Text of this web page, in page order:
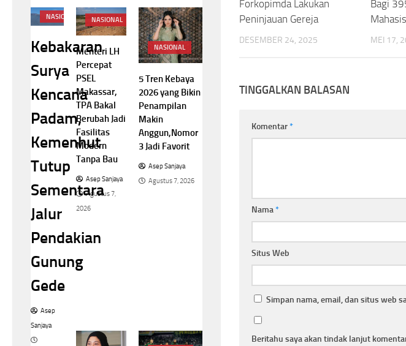
Forkopimda Lakukan
Peninjauan Gereja
DESEMBER 24, 2025
Bagi
MEI 17,
TINGGALKAN BALASAN
Komentar*
Nama*
Situs Web
Simpan nama, email, dan situs web
Beritahu saya akan tindak lanjut
NASIONAL
Kebakaran
Surya
Kencana
Padam,
Kemenhut
Tutup
Sementara
Jalur
Pendakian
Gunung
Gede
Asep
Sanjaya
NASIONAL
Menteri LH
Percepat
PSEL
Makassar,
TPA Bakal
Berubah Jadi
Fasilitas
Modern
Tanpa Bau
Asep Sanjaya
Agustus 7,
2026
NASIONAL
5 Tren Kebaya
2026 yang Bikin
Penampilan
Makin
Anggun,Nomor
3 Jadi Favorit
Asep Sanjaya
Agustus 7, 2026